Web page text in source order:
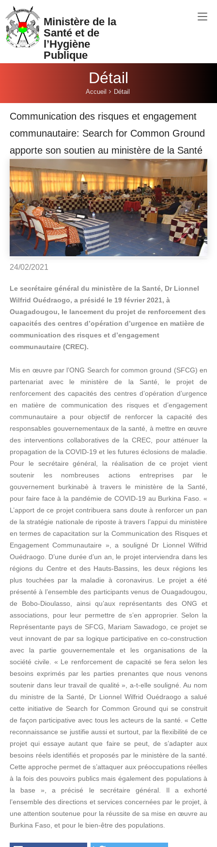
Aller au contenu principal
Ministère de la
Santé et de
l’Hygiène
Publique
Détail
Accueil Détail
Communication des risques et engagement
communautaire: Search for Common Ground
apporte son soutien au ministère de la Santé
24/02/2021
Le secrétaire général du ministère de la Santé, Dr Lionnel
Wilfrid Ouédraogo, a présidé le 19 février 2021, à
Ouagadougou, le lancement du projet de renforcement des
capacités des centres d’opération d’urgence en matière de
communication des risques et d’engagement
communautaire (CREC).
Mis en œuvre par l’ONG Search for common ground (SFCG) en
partenariat avec le ministère de la Santé, le projet de
renforcement des capacités des centres d’opération d’urgence
en matière de communication des risques et d’engagement
communautaire a pour objectif de renforcer la capacité des
responsables gouvernementaux de la santé, à mettre en œuvre
des interventions collaboratives de la CREC, pour atténuer la
propagation de la COVID-19 et les futures éclosions de maladie.
Pour le secrétaire général, la réalisation de ce projet vient
soutenir les nombreuses actions entreprises par le
gouvernement burkinabè à travers le ministère de la Santé,
pour faire face à la pandémie de COVID-19 au Burkina Faso. «
L’apport de ce projet contribuera sans doute à renforcer un pan
de la stratégie nationale de riposte à travers l’appui du ministère
en termes de capacitation sur la Communication des Risques et
Engagement Communautaire », a souligné Dr Lionnel Wilfrid
Ouédraogo. D’une durée d’un an, le projet interviendra dans les
régions du Centre et des Hauts-Bassins, les deux régions les
plus touchées par la maladie à coronavirus. Le projet a été
présenté à l’ensemble des participants venus de Ouagadougou,
de Bobo-Dioulasso, ainsi qu’aux représentants des ONG et
associations, pour leur permettre de s’en approprier. Selon la
Représentante pays de SFCG, Mariam Sawadogo, ce projet se
veut innovant de par sa logique participative en co-construction
avec la partie gouvernementale et les organisations de la
société civile. « Le renforcement de capacité se fera selon les
besoins exprimés par les parties prenantes que nous venons
soutenir dans leur travail de qualité », a-t-elle souligné. Au nom
du ministre de la Santé, Dr Lionnel Wilfrid Ouédraogo a salué
cette initiative de Search for Common Ground qui se construit
de façon participative avec tous les acteurs de la santé. « Cette
reconnaissance se justifie aussi et surtout, par la flexibilité de ce
projet qui essaye autant que faire se peut, de s’adapter aux
besoins réels identifiés et proposés par le ministère de la santé.
Cette approche permet de s’attaquer aux préoccupations réelles
à la fois des pouvoirs publics mais également des populations à
la base », a précisé le secrétaire général. Il a exhorté
l’ensemble des directions et services concernées par le projet, à
une attention soutenue pour la réussite de sa mise en œuvre au
Burkina Faso, et pour le bien-être des populations.